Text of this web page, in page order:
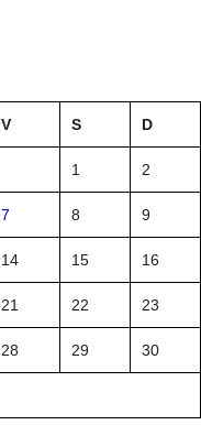
V S D
1 2
7 8 9
14 15 16
21 22 23
28 29 30